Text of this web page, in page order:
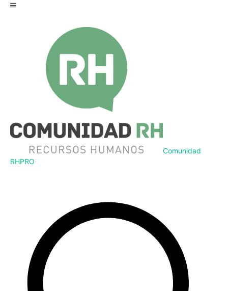
Comunidad
RHPRO